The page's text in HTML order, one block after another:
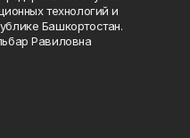
технологий и
Башкортостан.
Равиловна